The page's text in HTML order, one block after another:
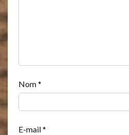
Nom*
E-mail*